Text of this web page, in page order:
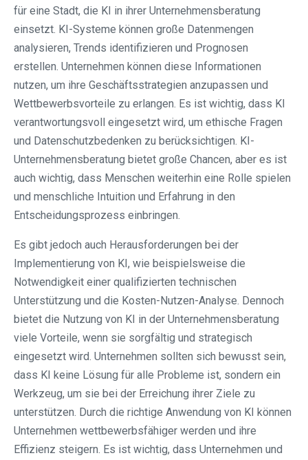
für eine Stadt, die KI in ihrer Unternehmensberatung
einsetzt. KI-Systeme können große Datenmengen
analysieren, Trends identifizieren und Prognosen
erstellen. Unternehmen können diese Informationen
nutzen, um ihre Geschäftsstrategien anzupassen und
Wettbewerbsvorteile zu erlangen. Es ist wichtig, dass KI
verantwortungsvoll eingesetzt wird, um ethische Fragen
und Datenschutzbedenken zu berücksichtigen. KI-
Unternehmensberatung bietet große Chancen, aber es ist
auch wichtig, dass Menschen weiterhin eine Rolle spielen
und menschliche Intuition und Erfahrung in den
Entscheidungsprozess einbringen.
Es gibt jedoch auch Herausforderungen bei der
Implementierung von KI, wie beispielsweise die
Notwendigkeit einer qualifizierten technischen
Unterstützung und die Kosten-Nutzen-Analyse. Dennoch
bietet die Nutzung von KI in der Unternehmensberatung
viele Vorteile, wenn sie sorgfältig und strategisch
eingesetzt wird. Unternehmen sollten sich bewusst sein,
dass KI keine Lösung für alle Probleme ist, sondern ein
Werkzeug, um sie bei der Erreichung ihrer Ziele zu
unterstützen. Durch die richtige Anwendung von KI können
Unternehmen wettbewerbsfähiger werden und ihre
Effizienz steigern. Es ist wichtig, dass Unternehmen und